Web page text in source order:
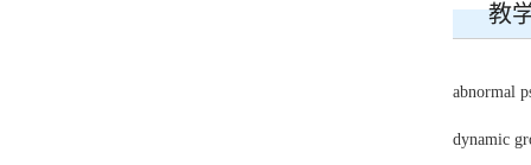
教
abnormal
dynamic